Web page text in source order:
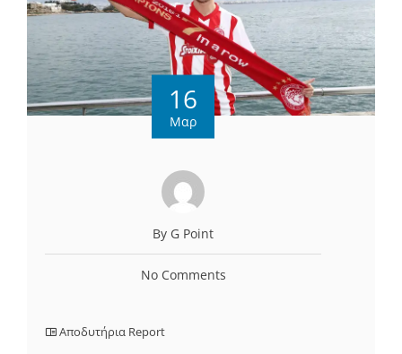
16
Μαρ
By G Point
No Comments
Αποδυτήρια Report